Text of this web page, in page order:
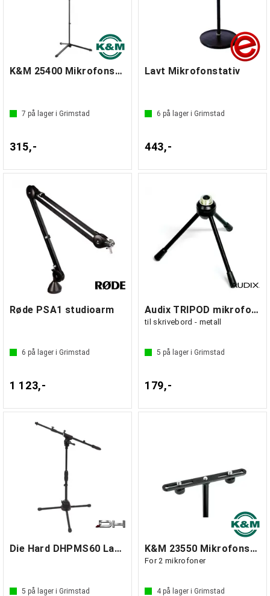
K&M 25400 Mikrofonstativ med galge, Sort
7 på lager i Grimstad
315,-
Lavt Mikrofonstativ
6 på lager i Grimstad
443,-
Røde PSA1 studioarm
6 på lager i Grimstad
1 123,-
Audix TRIPOD mikrofonstativ
til skrivebord - metall
5 på lager i Grimstad
179,-
Die Hard DHPMS60 Lavt mikrofonstativ
5 på lager i Grimstad
K&M 23550 Mikrofonskinne Duo
For 2 mikrofoner
4på lager i Grimstad